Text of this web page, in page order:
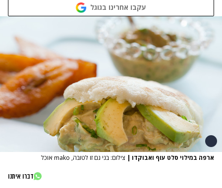
עקבו אחרינו בגוגל
ארפה במילוי סלט עוף ואבוקדו | צילום: בני גם זו לטובה, mako אוכל
דברו איתנו